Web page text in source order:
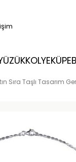
KOLYEKÜPE
Sıra Taşlı Tasarım